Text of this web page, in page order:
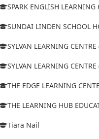
SPARK ENGLISH LEARNING
SUNDAI LINDEN SCHOOL
SYLVAN LEARNING CENTRE
SYLVAN LEARNING
THE EDGE LEARNING
THE LEARNING HUB
Tiara Nail